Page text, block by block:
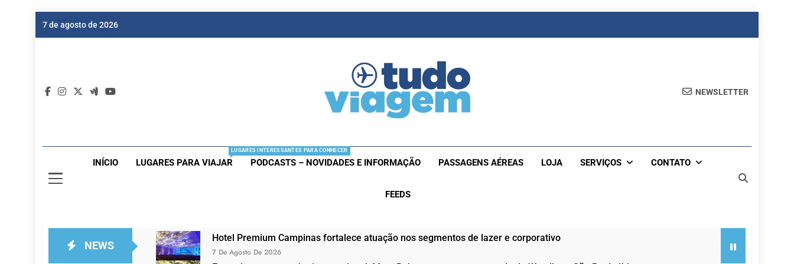
7 de agosto de 2026
NEWSLETTER
INÍCIO LUGARES PARA VIAJAR
LUGARES INTERESSANTES PARA CONHECER
PODCASTS – NOVIDADES E INFORMAÇÃO PASSAGENS AÉREAS LOJA SERVIÇOS CONTATO
FEEDS
NEWS
Hotel Premium Campinas fortalece atuação nos segmentos de lazer e corporativo
7 De Agosto De 2026